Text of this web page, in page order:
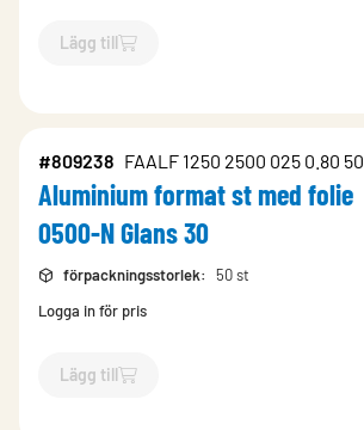
Lägg till
`$Lägg till
#809238 FAALF 1250 2500 025 0.80 50
Aluminium format st med folie
0500-N Glans 30
förpackningsstorlek:
50 st
Logga in för pris
Lägg till
`$Lägg till